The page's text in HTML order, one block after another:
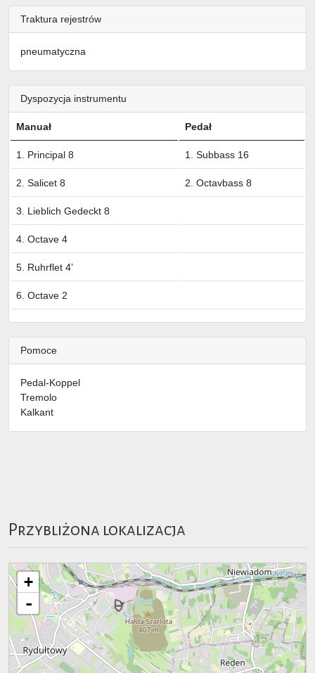
Traktura rejestrów
pneumatyczna
Dyspozycja instrumentu
Manuał Pedał
1. Principal 8 1. Subbass 16
2. Salicet 8 2. Octavbass 8
3. Lieblich Gedeckt 8
4. Octave 4
5. Ruhrflet 4’
6. Octave 2
Pomoce
Pedal-Koppel
Tremolo
Kalkant
Przybliżona lokalizacja
+
-